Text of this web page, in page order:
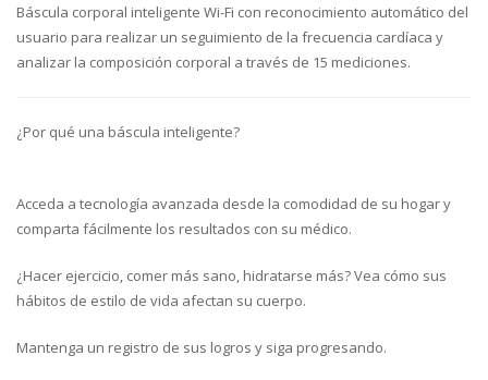
Báscula corporal inteligente Wi-Fi con reconocimiento automático del
usuario para realizar un seguimiento de la frecuencia cardíaca y
analizar la composición corporal a través de 15 mediciones.
¿Por qué una báscula inteligente?
Acceda a tecnología avanzada desde la comodidad de su hogar y
comparta fácilmente los resultados con su médico.
¿Hacer ejercicio, comer más sano, hidratarse más? Vea cómo sus
hábitos de estilo de vida afectan su cuerpo.
Mantenga un registro de sus logros y siga progresando.